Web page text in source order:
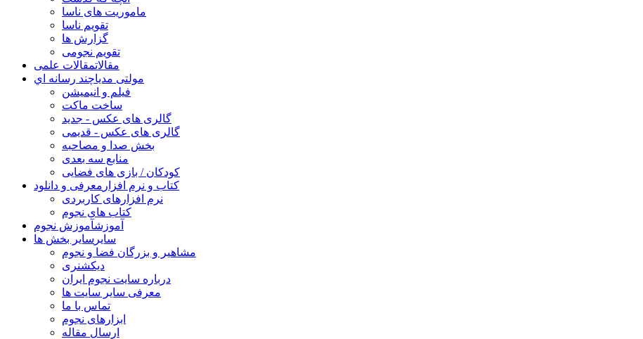
ماموریت های ناسا
تقویم ناسا
گزارش ها
تقویم نجومی
مقالاتمقالات علمی
مولتی مدیاچند رسانه اي
فیلم و انیمیشن
ساخت ماکت
گالری های عکس - جدید
گالری های عکس - قدیمی
بخش صدا و مصاحبه
منابع سه بعدی
کودکان / بازی های فضایی
کتاب و نرم افزار معرفی و دانلود
نرم افزارهای کاربردی
کتاب های نجوم
آموزشآموزش نجوم
سایر سایر بخش ها
مشاهیر و بزرگان فضا و نجوم
دیکشنری
درباره سایت نجوم ایران
معرفی سایر سایت ها
تماس با ما
ابزارهای نجوم
ارسال مقاله